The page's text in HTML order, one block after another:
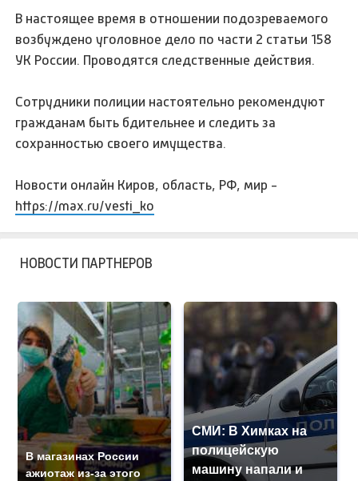
В настоящее время в отношении подозреваемого
возбуждено уголовное дело по части 2 статьи 158
УК России. Проводятся следственные действия.
Сотрудники полиции настоятельно рекомендуют
гражданам быть бдительнее и следить за
сохранностью своего имущества.
Новости онлайн Киров, область, РФ, мир -
https://max.ru/vesti_ko
НОВОСТИ ПАРТНЕРОВ
В магазинах России
ажиотаж из-за этого
СМИ: В Химках на
полицейскую
машину напали и